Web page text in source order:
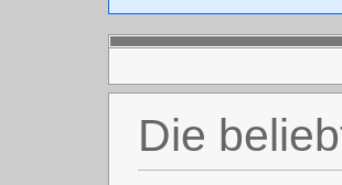
Die